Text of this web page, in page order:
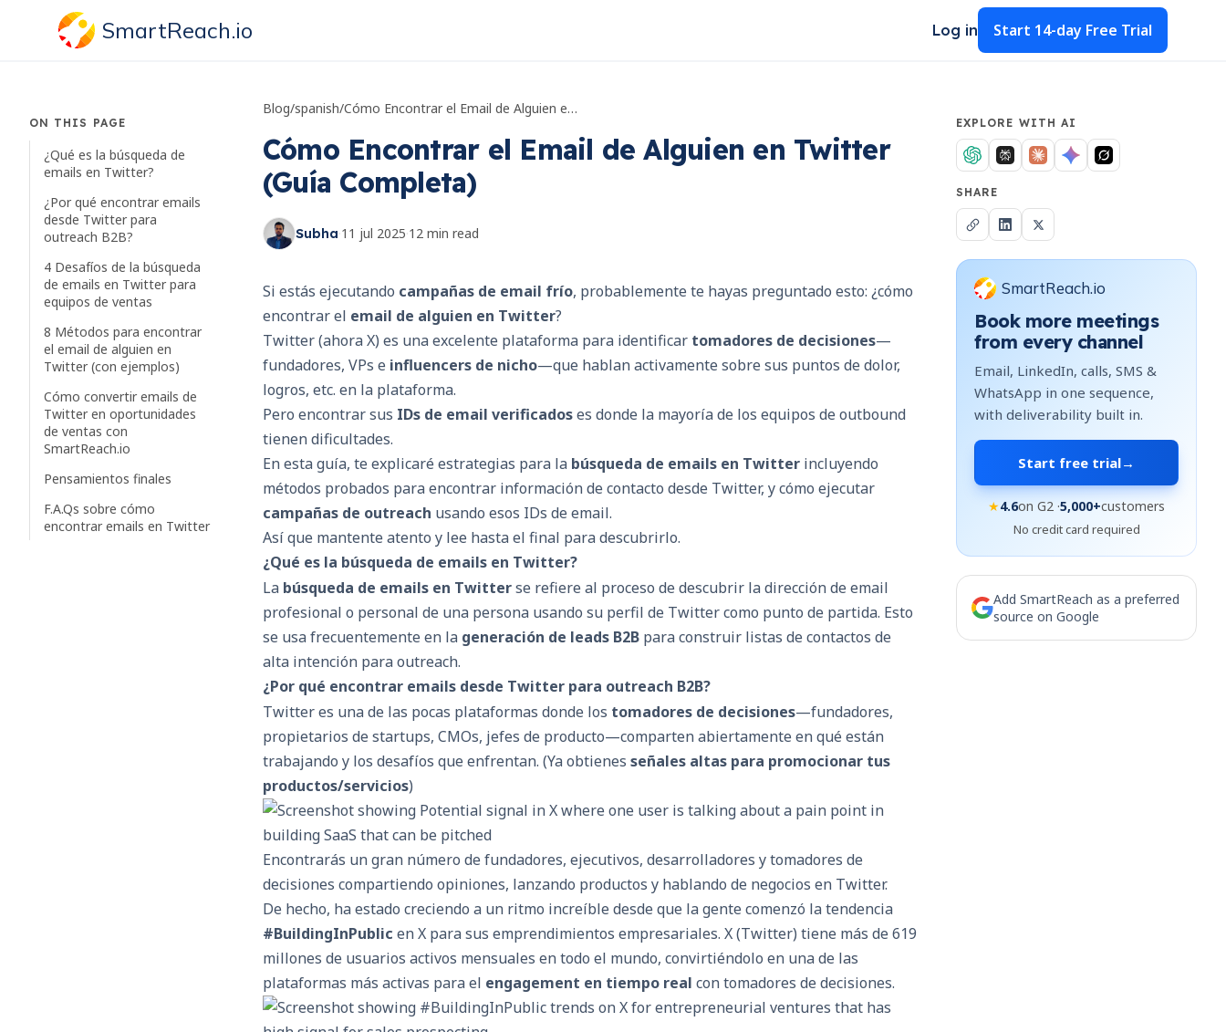
SmartReach.io Log in Start 14-day Free Trial
ON THIS PAGE
¿Qué es la búsqueda de
emails en Twitter?
¿Por qué encontrar emails
desde Twitter para
outreach B2B?
4 Desafíos de la búsqueda
de emails en Twitter para
equipos de ventas
8 Métodos para encontrar
el email de alguien en
Twitter (con ejemplos)
Cómo convertir emails de
Twitter en oportunidades
de ventas con
SmartReach.io
Pensamientos finales
F.A.Qs sobre cómo
encontrar emails en Twitter
Blog/spanish/ Cómo Encontrar el Email de Alguien en Twitter (Guía Completa)
Cómo Encontrar el Email de Alguien en Twitter
(Guía Completa)
Subha·11 jul 2025·12 min read
Si estás ejecutando campañas de email frío, probablemente te hayas preguntado esto: ¿cómo
encontrar el email de alguien en Twitter?
Twitter (ahora X) es una excelente plataforma para identificar tomadores de decisiones—
fundadores, VPs e influencers de nicho—que hablan activamente sobre sus puntos de dolor,
logros, etc. en la plataforma.
Pero encontrar sus IDs de email verificadoses donde la mayoría de los equipos de outbound
tienen dificultades.
En esta guía, te explicaré estrategias para la búsqueda de emails en Twitter incluyendo
métodos probados para encontrar información de contacto desde Twitter, y cómo ejecutar
campañas de outreach usando esos IDs de email.
Así que mantente atento y lee hasta el final para descubrirlo.
¿Qué es la búsqueda de emails en Twitter?
La búsqueda de emails en Twitterse refiere al proceso de descubrir la dirección de email
profesional o personal de una persona usando su perfil de Twitter como punto de partida. Esto
se usa frecuentemente en la generación de leads B2B para construir listas de contactos de
alta intención para outreach.
¿Por qué encontrar emails desde Twitter para outreach B2B?
Twitter es una de las pocas plataformas donde los tomadores de decisiones—fundadores,
propietarios de startups, CMOs, jefes de producto—comparten abiertamente en qué están
trabajando y los desafíos que enfrentan. (Ya obtienes señales altas para promocionar tus
productos/servicios)
Encontrarás un gran número de fundadores, ejecutivos, desarrolladores y tomadores de
decisiones compartiendo opiniones, lanzando productos y hablando de negocios en Twitter.
De hecho, ha estado creciendo a un ritmo increíble desde que la gente comenzó la tendencia
#BuildingInPublic en X para sus emprendimientos empresariales. X (Twitter) tiene más de 619
millones de usuarios activos mensuales en todo el mundo, convirtiéndolo en una de las
plataformas más activas para el engagement en tiempo real con tomadores de decisiones.
EXPLORE WITH AI
SHARE
SmartReach.io
Book more meetings
from every channel
Email, LinkedIn, calls, SMS &
WhatsApp in one sequence,
with deliverability built in.
Start free trial→
★4.6on G2 ·5,000+customers
No credit card required
Add SmartReach as a preferred
source on Google